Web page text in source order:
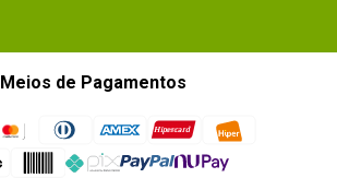
Meios de Pagamentos